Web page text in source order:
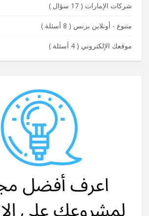
شركات الإمارات ( 17 سؤال )
متنوع - أونلاين بزنس ( 8 أسئلة )
موقعك الإلكتروني ( 4 أسئلة )